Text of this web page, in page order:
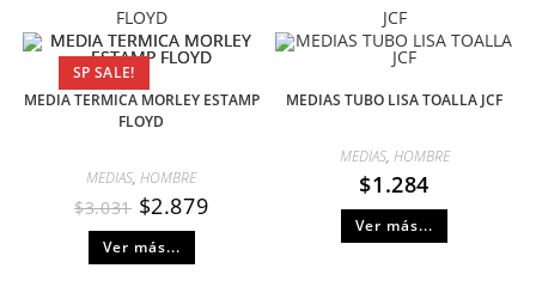
FLOYD
SP SALE!
MEDIA TERMICA MORLEY ESTAMP
FLOYD
MEDIAS,HOMBRE
$3.031 $2.879
Ver más...
JCF
MEDIAS TUBO LISA TOALLA JCF
MEDIAS, HOMBRE
$1.284
Ver más...